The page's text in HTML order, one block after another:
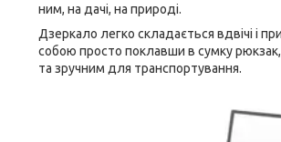
ним, на дачі, на природі.
Дзеркало легко складається вдвічі і
собою просто поклавши в сумку
та зручним для транспортування.